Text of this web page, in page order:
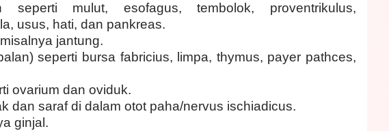
seperti mulut, esofagus, tembolok, proventrikulus,
usus, hati, dan pankreas.
jantung.
seperti bursa fabricius, limpa, thymus, payer pathces,
ovarium dan oviduk.
dan saraf di dalam otot paha/nervus ischiadicus.
ginjal.